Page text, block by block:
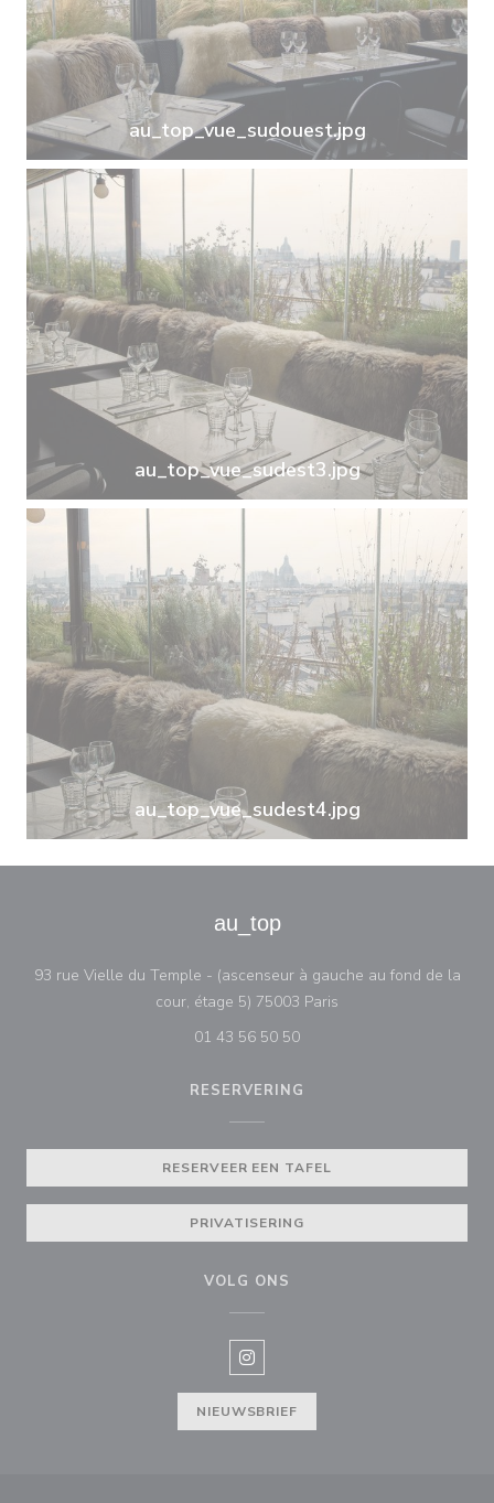
au_top_vue_sudouest.jpg
au_top_vue_sudest3.jpg
au_top_vue_sudest4.jpg
au_top
93 rue Vielle du Temple - (ascenseur à gauche au fond de la
cour, étage 5) 75003 Paris
01 43 56 50 50
RESERVERING
RESERVEER EEN TAFEL
PRIVATISERING
VOLG ONS
Instagram ((opent in een nieuw
NIEUWSBRIEF